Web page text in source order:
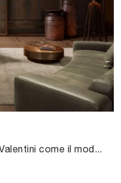
Con salotti e divani lineari di Valentini come il modello Brando in pelle, potrai ultimare il tuo concept d'arredo.